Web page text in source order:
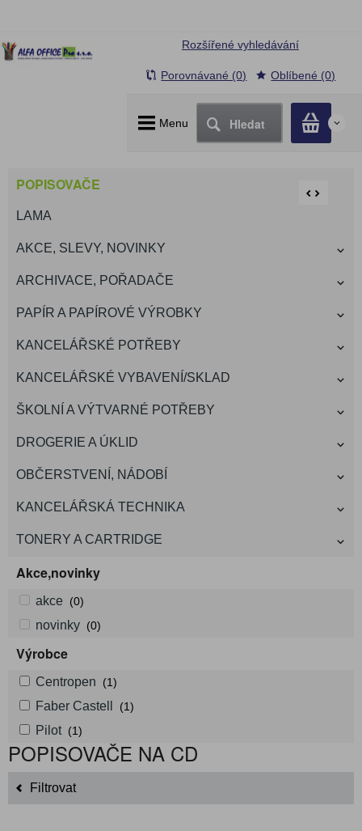
Menu Hledat 0
Rozšířené vyhledávání
Porovnávané (0) Oblíbené (0)
POPISOVAČE
LAMA
AKCE, SLEVY, NOVINKY
ARCHIVACE, POŘADAČE
PAPÍR A PAPÍROVÉ VÝROBKY
KANCELÁŘSKÉ POTŘEBY
KANCELÁŘSKÉ VYBAVENÍ/SKLAD
ŠKOLNÍ A VÝTVARNÉ POTŘEBY
DROGERIE A ÚKLID
OBČERSTVENÍ, NÁDOBÍ
KANCELÁŘSKÁ TECHNIKA
TONERY A CARTRIDGE
Akce,novinky
akce (0)
novinky (0)
Výrobce
Centropen (1)
Faber Castell (1)
Pilot (1)
POPISOVAČE NA CD
Filtrovat